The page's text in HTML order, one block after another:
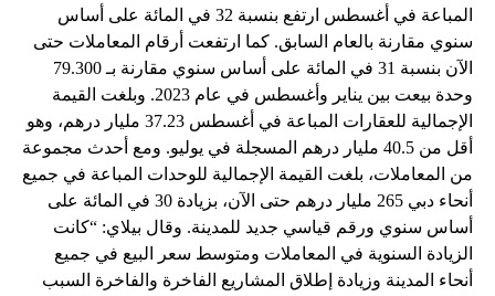
المباعة في أغسطس ارتفع بنسبة 32 في المائة على أساس
سنوي مقارنة بالعام السابق. كما ارتفعت أرقام المعاملات حتى
الآن بنسبة 31 في المائة على أساس سنوي مقارنة بـ 79.300
وحدة بيعت بين يناير وأغسطس في عام 2023. وبلغت القيمة
الإجمالية للعقارات المباعة في أغسطس 37.23 مليار درهم، وهو
أقل من 40.5 مليار درهم المسجلة في يوليو. ومع أحدث مجموعة
من المعاملات، بلغت القيمة الإجمالية للوحدات المباعة في جميع
أنحاء دبي 265 مليار درهم حتى الآن، بزيادة 30 في المائة على
أساس سنوي ورقم قياسي جديد للمدينة. وقال بيلاي: “كانت
الزيادة السنوية في المعاملات ومتوسط ​​سعر البيع في جميع
أنحاء المدينة وزيادة إطلاق المشاريع الفاخرة والفاخرة السبب